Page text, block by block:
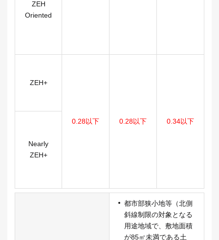
ZEH
Oriented
ZEH+
0.28以下 0.28以下 0.34以下
Nearly
ZEH+
都市部狭小地等（北側
斜線制限の対象となる
用途地域で、敷地面積
が85㎡未満である土